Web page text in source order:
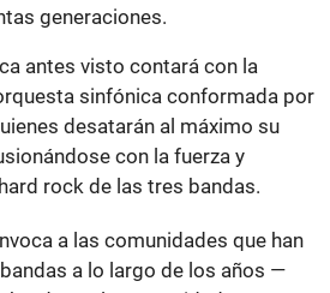
generaciones.
antes visto contará con la
sinfónica conformada por
desatarán al máximo su
con la fuerza y
rock de las tres bandas.
a las comunidades que han
a lo largo de los años —